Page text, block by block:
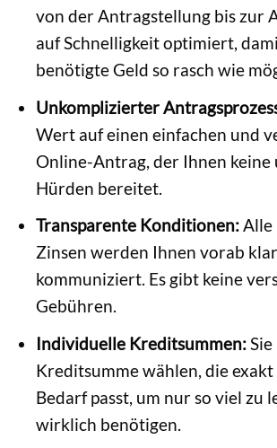
von der Antragstellung bis zur
auf Schnelligkeit optimiert,
benötigte Geld so rasch wie
Unkomplizierter
Wert auf einen einfachen und
Online-Antrag, der Ihnen keine
Hürden bereitet.
Transparente Konditionen:Alle
Zinsen werden Ihnen vorab
kommuniziert. Es gibt keine
Gebühren.
Individuelle Kreditsummen:Sie
Kreditsumme wählen, die
Bedarf passt, um nur so viel zu
wirklich benötigen.